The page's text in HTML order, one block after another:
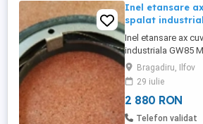
Inel etansare
spalat
Inel etansare ax
industriala GW85
Compatibil cu
spalat:
WMC23, WR33,
HF304, HF450,
WF305, WFF305
Bragadiru, Ilfov
29 iulie
2 880 RON
Telefon validat